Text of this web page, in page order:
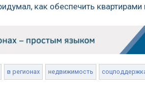
как обеспечить
в регионах недвижимость